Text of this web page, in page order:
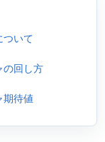
ついて
の回し方
期待値